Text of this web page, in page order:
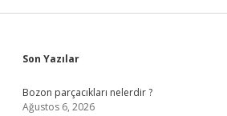
Sidebar
Son Yazılar
Bozon parçacıkları nelerdir ?
Ağustos 6, 2026